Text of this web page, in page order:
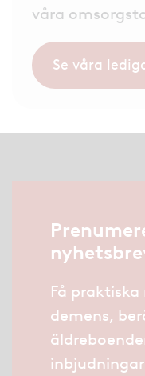
våra
Se våra
Få
demens,